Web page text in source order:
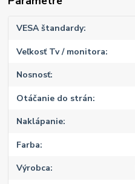
VESA štandardy
Veľkosť Tv / monitora
Nosnosť
Otáčanie do strán
Naklápanie
Farba
Výrobca